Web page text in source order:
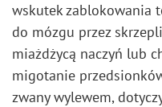
wskutek zablokowania
do mózgu przez
miażdżycą naczyń lub
migotanie
zwany wylewem,